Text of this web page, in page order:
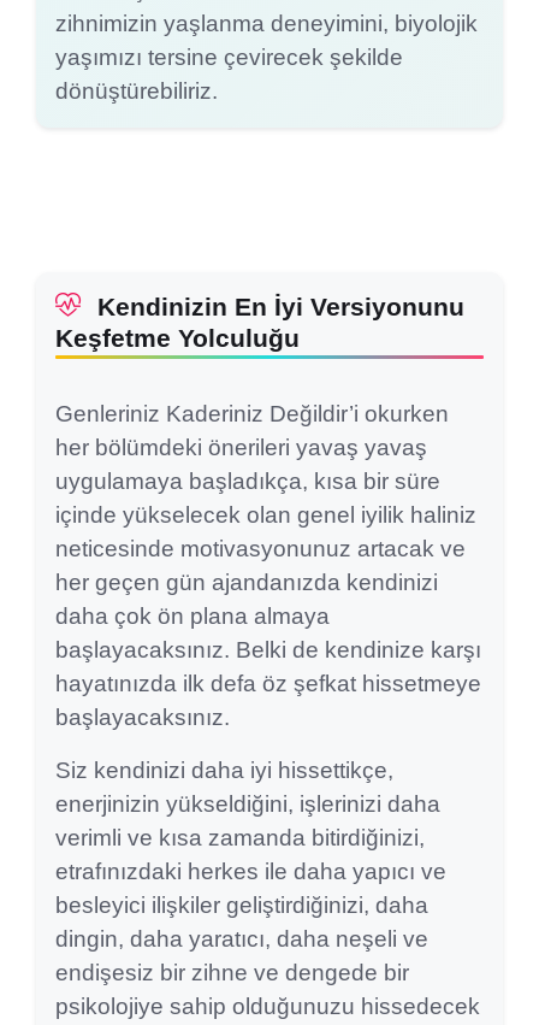
zihnimizin yaşlanma deneyimini, biyolojik
yaşımızı tersine çevirecek şekilde
dönüştürebiliriz.
Kendinizin En İyi Versiyonunu
Keşfetme Yolculuğu
Genleriniz Kaderiniz Değildir’i okurken
her bölümdeki önerileri yavaş yavaş
uygulamaya başladıkça, kısa bir süre
içinde yükselecek olan genel iyilik haliniz
neticesinde motivasyonunuz artacak ve
her geçen gün ajandanızda kendinizi
daha çok ön plana almaya
başlayacaksınız. Belki de kendinize karşı
hayatınızda ilk defa öz şefkat hissetmeye
başlayacaksınız.
Siz kendinizi daha iyi hissettikçe,
enerjinizin yükseldiğini, işlerinizi daha
verimli ve kısa zamanda bitirdiğinizi,
etrafınızdaki herkes ile daha yapıcı ve
besleyici ilişkiler geliştirdiğinizi, daha
dingin, daha yaratıcı, daha neşeli ve
endişesiz bir zihne ve dengede bir
psikolojiye sahip olduğunuzu hissedecek